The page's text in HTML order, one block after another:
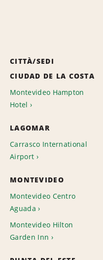
CITTÀ/SEDI
CIUDAD DE LA COSTA
Montevideo Hampton
Hotel
LAGOMAR
Carrasco International
Airport
MONTEVIDEO
Montevideo Centro
Aguada
Montevideo Hilton
Garden Inn